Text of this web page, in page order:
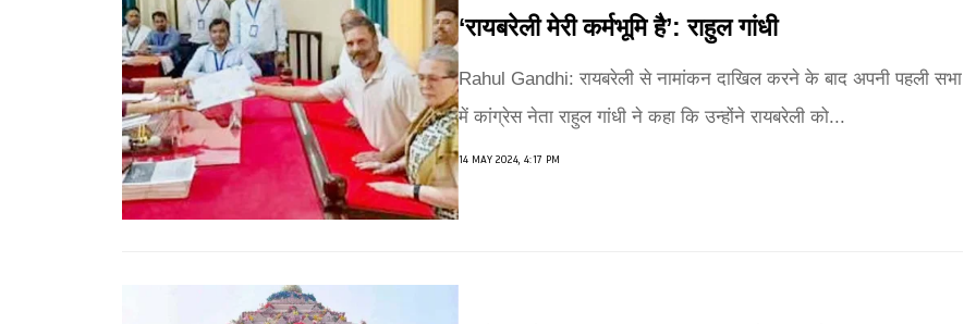
‘रायबरेली मेरी कर्मभूमि है’: राहुल गांधी
Rahul Gandhi: रायबरेली से नामांकन दाखिल करने के बाद अपनी पहली सभा
में कांग्रेस नेता राहुल गांधी ने कहा कि उन्होंने रायबरेली को...
14 MAY 2024, 4:17 PM